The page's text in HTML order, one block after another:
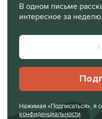
В одном письме
интересное за неделю.
Нажимая «Подписаться», я
конфиденциальности.